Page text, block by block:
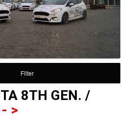
Filter
8TH GEN. /
>